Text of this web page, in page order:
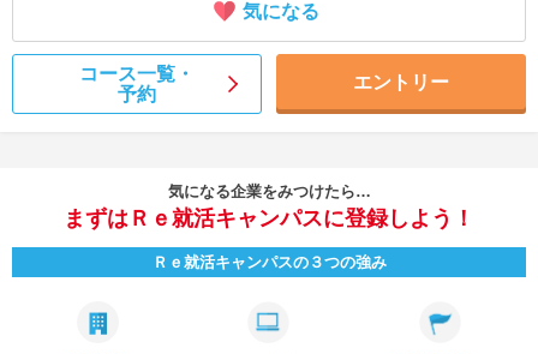
気になる
コース一覧・
予約
エントリー
気になる企業をみつけたら…
まずはＲｅ就活キャンパスに登録しよう！
Ｒｅ就活キャンパスの３つの強み